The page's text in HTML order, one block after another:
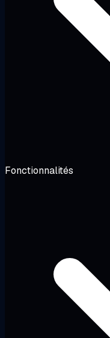
Fonctionnalités